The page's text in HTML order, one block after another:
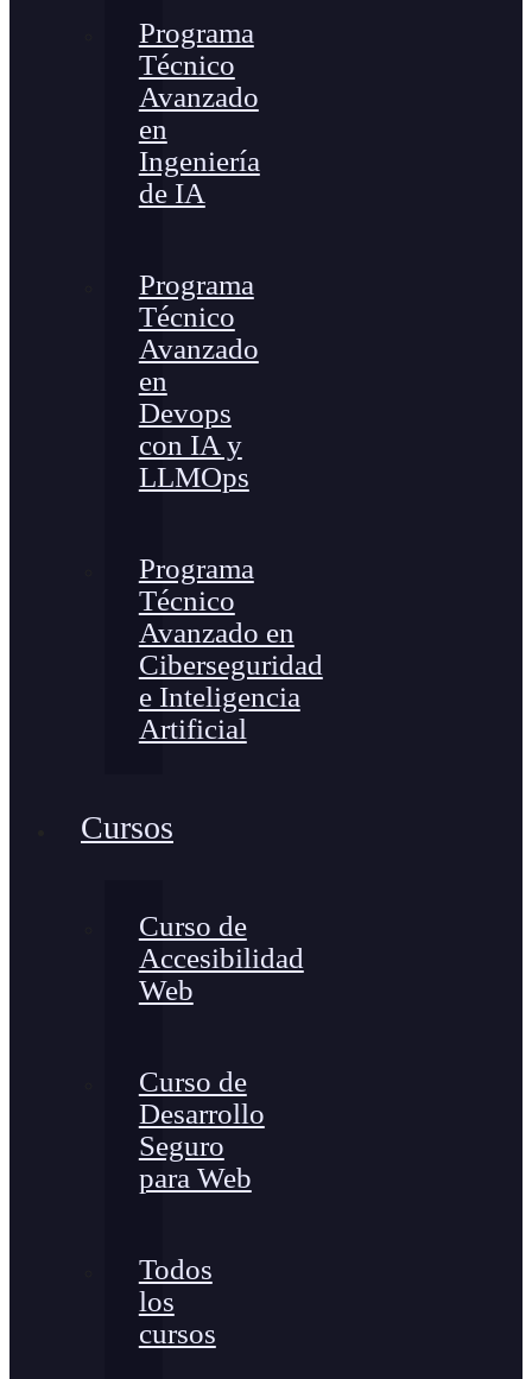
Programa
Técnico
Avanzado
en
Ingeniería
de IA
Programa
Técnico
Avanzado
en
Devops
con IA y
LLMOps
Programa
Técnico
Avanzado en
Ciberseguridad
e Inteligencia
Artificial
Cursos
Curso de
Accesibilidad
Web
Curso de
Desarrollo
Seguro
para Web
Todos
los
cursos